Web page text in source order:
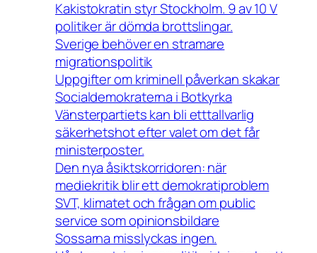
Kakistokratin styr Stockholm. 9 av 10 V
politiker är dömda brottslingar.
Sverige behöver en stramare
migrationspolitik
Uppgifter om kriminell påverkan skakar
Socialdemokraterna i Botkyrka
Vänsterpartiets kan bli etttallvarlig
säkerhetshot efter valet om det får
ministerposter.
Den nya åsiktskorridoren: när
mediekritik blir ett demokratiproblem
SVT, klimatet och frågan om public
service som opinionsbildare
Sossarna misslyckas ingen.